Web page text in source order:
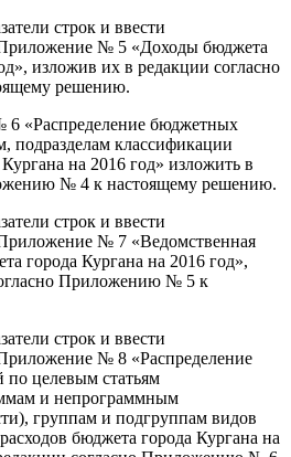
строк и ввести
№ 5 «Доходы бюджета
изложив их в редакции согласно
решению.
«Распределение бюджетных
подразделам классификации
на 2016 год» изложить в
№ 4 к настоящему решению.
строк и ввести
№ 7 «Ведомственная
города Кургана на 2016 год»,
Приложению № 5 к
строк и ввести
№ 8 «Распределение
целевым статьям
и непрограммным
группам и подгруппам видов
бюджета города Кургана на